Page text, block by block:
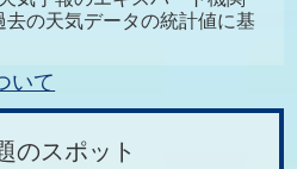
の天気データの統計値に基
いて
のスポット